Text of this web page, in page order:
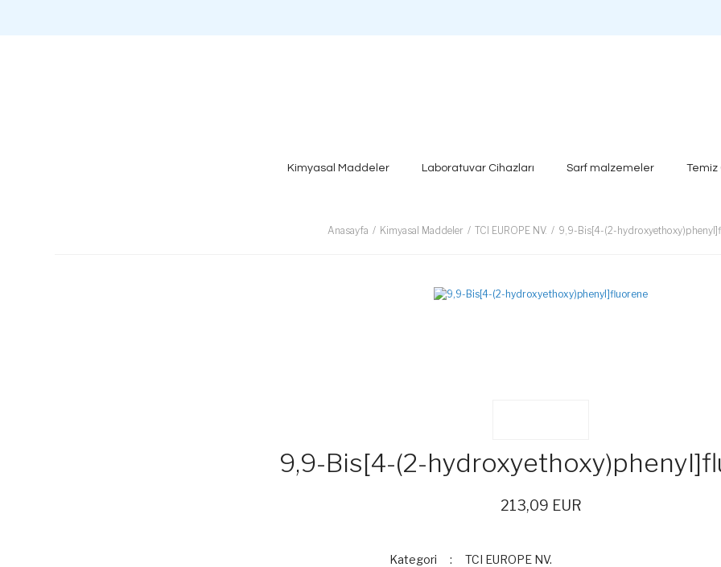
Kimyasal Maddeler Laboratuvar Cihazları Sarf malzemeler Temiz
Anasayfa Kimyasal Maddeler TCI EUROPE NV. 9,9-Bis[4-(2-
9,9-Bis[4-(2-
213,09 EUR
Kategori
TCI EUROPE NV.